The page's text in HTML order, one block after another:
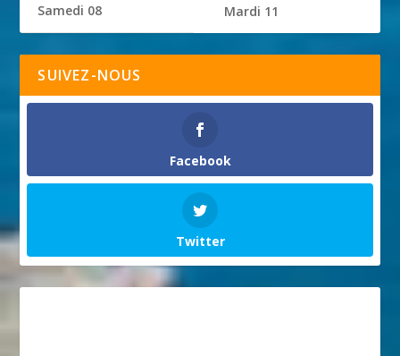
Samedi 08 Mardi 11
SUIVEZ-NOUS
Facebook
Twitter